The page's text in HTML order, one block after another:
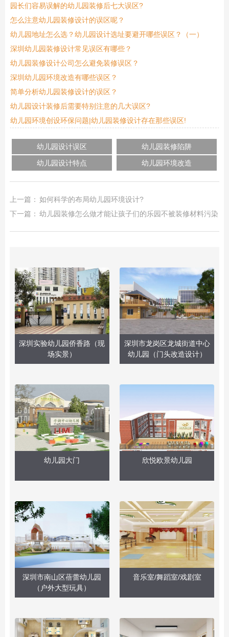
园长们容易误解的幼儿园装修后七大误区?
怎么注意幼儿园装修设计的误区呢？
幼儿园地址怎么选？幼儿园设计选址要避开哪些误区？（一）
深圳幼儿园装修设计常见误区有哪些？
幼儿园装修设计公司怎么避免装修误区？
深圳幼儿园环境改造有哪些误区？
简单分析幼儿园装修设计的误区？
幼儿园设计装修后需要特别注意的几大误区?
幼儿园环境创设环保问题|幼儿园装修设计存在那些误区!
幼儿园设计误区
幼儿园装修陷阱
幼儿园设计特点
幼儿园环境改造
上一篇： 如何科学的布局幼儿园环境设计?
下一篇： 幼儿园装修怎么做才能让孩子们的乐园不被装修材料污染？
深圳实验幼儿园侨香路（现
场实景）
深圳市龙岗区龙城街道中心
幼儿园（门头改造设计）
幼儿园大门 欣悦欧景幼儿园
深圳市南山区蓓蕾幼儿园
（户外大型玩具）
音乐室/舞蹈室/戏剧室